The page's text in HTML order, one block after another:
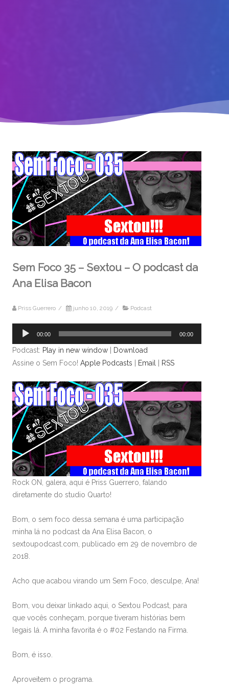
Sem Foco 35 – Sextou – O podcast da
Ana Elisa Bacon
Priss Guerrero / junho 10, 2019 / Podcast
Tocador
áudio
00:00 00:00
Podcast: Play in new window | Download
Assine o Sem Foco! Apple Podcasts | Email | RSS
Rock ON, galera, aqui é Priss Guerrero, falando
diretamente do studio Quarto!
Bom, o sem foco dessa semana é uma participação
minha lá no podcast da Ana Elisa Bacon, o
sextoupodcast.com, publicado em 29 de novembro de
2018.
Acho que acabou virando um Sem Foco, desculpe, Ana!
Bom, vou deixar linkado aqui, o Sextou Podcast, para
que vocês conheçam, porque tiveram histórias bem
legais lá. A minha favorita é o #02 Festando na Firma.
Bom, é isso.
Aproveitem o programa.